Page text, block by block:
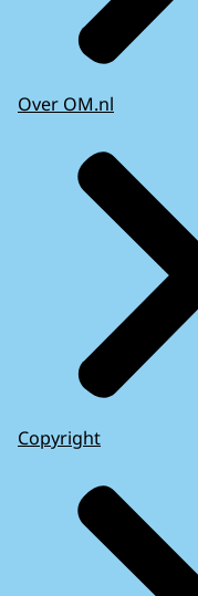
Over OM.nl
Copyright